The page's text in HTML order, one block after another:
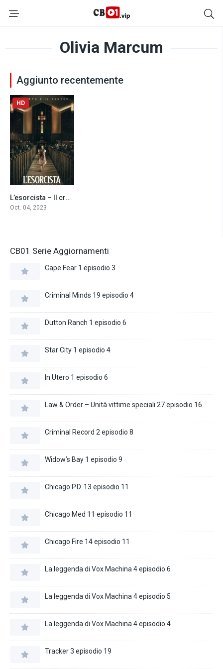
Olivia Marcum
Aggiunto recentemente
5.2
HD
L’esorcista – Il credente (2023)
Oct. 04, 2023
CB01 Serie Aggiornamenti
Cape Fear 1 episodio 3
Criminal Minds 19 episodio 4
Dutton Ranch 1 episodio 6
Star City 1 episodio 4
In Utero 1 episodio 6
Law & Order – Unità vittime speciali 27 episodio 16
Criminal Record 2 episodio 8
Widow’s Bay 1 episodio 9
Chicago P.D. 13 episodio 11
Chicago Med 11 episodio 11
Chicago Fire 14 episodio 11
La leggenda di Vox Machina 4 episodio 6
La leggenda di Vox Machina 4 episodio 5
La leggenda di Vox Machina 4 episodio 4
Tracker 3 episodio 19